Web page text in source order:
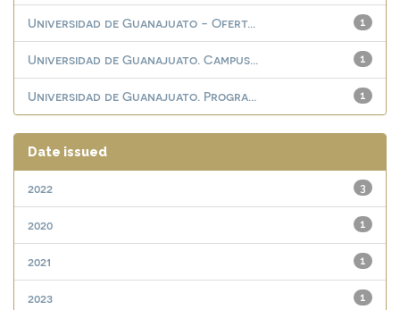
1
Universidad de Guanajuato - Ofert...
1
Universidad de Guanajuato. Campus...
1
Universidad de Guanajuato. Progra...
Date issued
3
2022
1
2020
1
2021
1
2023